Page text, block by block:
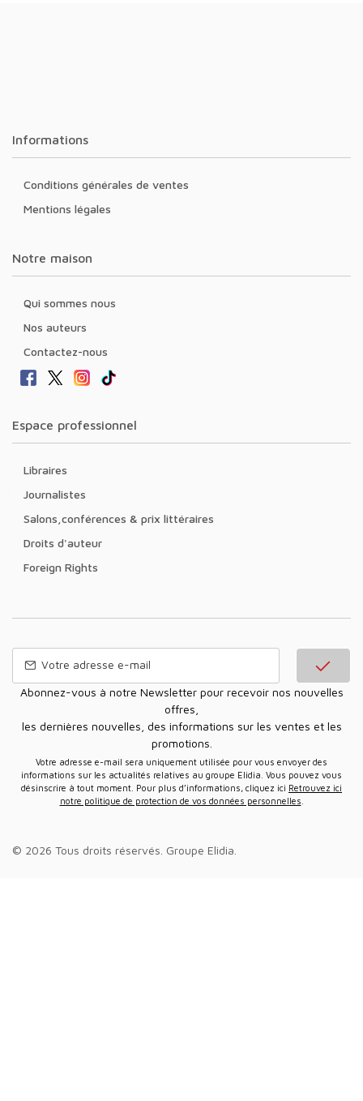
Informations
Conditions générales de ventes
Mentions légales
Notre maison
Qui sommes nous
Nos auteurs
Contactez-nous
Espace professionnel
Libraires
Journalistes
Salons,conférences & prix littéraires
Droits d'auteur
Foreign Rights
Abonnez-vous à notre Newsletter pour recevoir nos nouvelles
offres,
les dernières nouvelles, des informations sur les ventes et les
promotions.
Votre adresse e-mail sera uniquement utilisée pour vous envoyer des
informations sur les actualités relatives au groupe Elidia. Vous pouvez vous
désinscrire à tout moment. Pour plus d’informations, cliquez ici Retrouvez ici
notre politique de protection de vos données personnelles
© 2026 Tous droits réservés. Groupe Elidia